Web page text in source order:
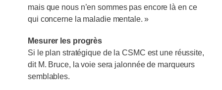
mais que nous n’en sommes pas encore là en ce
qui concerne la maladie mentale. »
Mesurer les progrès
Si le plan stratégique de la CSMC est une réussite,
dit M. Bruce, la voie sera jalonnée de marqueurs
semblables.